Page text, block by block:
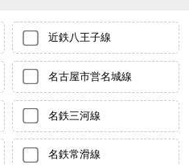
近鉄八王子線
名古屋市営名城線
名鉄三河線
名鉄常滑線